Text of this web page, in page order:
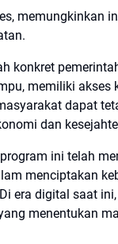
memungkinkan
konkret
memiliki
dapat
dan
ini telah
menciptakan
era digital saat
menentukan